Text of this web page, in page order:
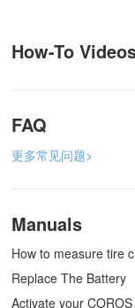
How-To
FAQ
更多常见问题>
Manuals
How to measure tire
Replace The Battery
Activate your